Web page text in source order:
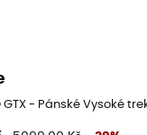
GTX - Pánské Vysoké